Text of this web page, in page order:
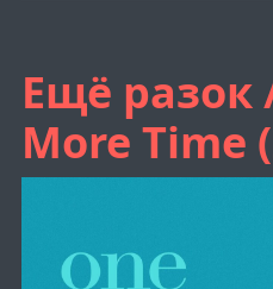
Ещё разок
More Time